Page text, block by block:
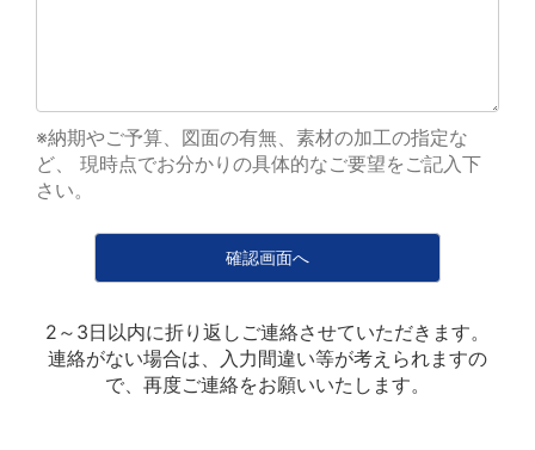
※納期やご予算、図面の有無、素材の加工の指定な
ど、 現時点でお分かりの具体的なご要望をご記入下
さい。
2～3日以内に折り返しご連絡させていただきます。
連絡がない場合は、入力間違い等が考えられますの
で、再度ご連絡をお願いいたします。